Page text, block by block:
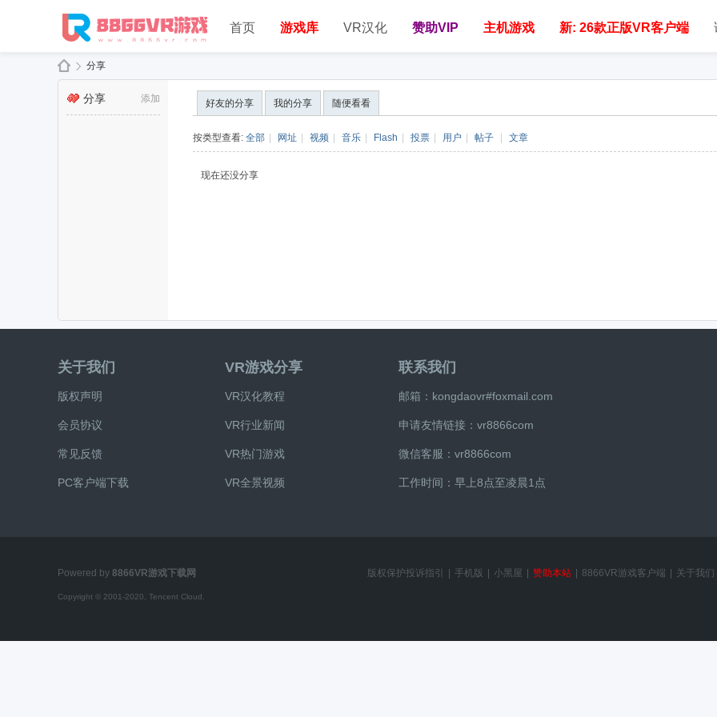
首页 游戏库 VR汉化 赞助VIP 主机游戏 新: 26款正版VR客户端
V
分享
添加
分享 好友的分享 我的分享 随便看看
按类型查看: 全部 网址 视频 音乐 Flash 投票 用户 帖子 文章
现在还没分享
关于我们
版权声明
会员协议
常见反馈
PC客户端下载
VR游戏分享
VR汉化教程
VR行业新闻
VR热门游戏
VR全景视频
联系我们
邮箱：kongdaovr#foxmail.com
申请友情链接：vr8866com
微信客服：vr8866com
工作时间：早上8点至凌晨1点
版权保护投诉指引 手机版 小黑屋 赞助本站 8866VR游戏客户端 关于我们
Powered by 8866VR游戏下载网
Copyright © 2001-2020, Tencent Cloud.